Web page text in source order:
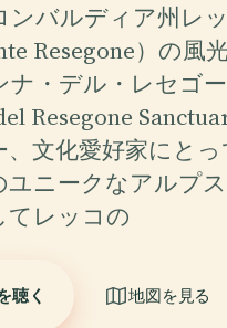
ンバルディア州レ
Resegone）の風
ナ・デル・レセゴ
Resegone
文化愛好家にと
ユニークなアルプ
てレッコの
聴く 地図を見る